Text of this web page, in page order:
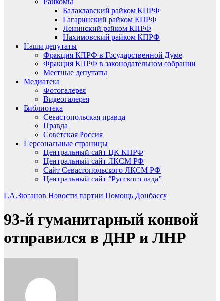
Райкомы
Балаклавский райком КПРФ
Гагаринский райком КПРФ
Ленинский райком КПРФ
Нахимовский райком КПРФ
Наши депутаты
Фракция КПРФ в Государственной Думе
Фракция КПРФ в законодательном собрании
Местные депутаты
Медиатека
Фотогалерея
Видеогалерея
Библиотека
Севастопольская правда
Правда
Советская Россия
Персональные страницы
Центральный сайт ЦК КПРФ
Центральный сайт ЛКСМ РФ
Сайт Севастопольского ЛКСМ РФ
Центральный сайт “Русского лада”
Г.А.Зюганов Новости партии Помощь Донбассу
93-й гуманитарный конвой
отправился в ДНР и ЛНР